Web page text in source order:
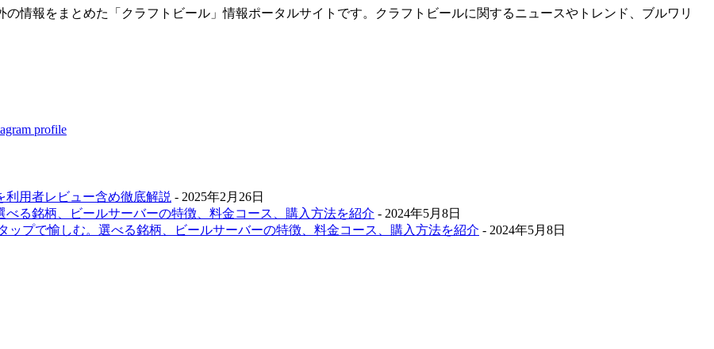
情報をまとめた「クラフトビール」情報ポータルサイトです。クラフトビールに関するニュースやトレンド、ブルワリ
用者レビュー含め徹底解説 - 2025年2月26日
る銘柄、ビールサーバーの特徴、料金コース、購入方法を紹介 - 2024年5月8日
ップで愉しむ。選べる銘柄、ビールサーバーの特徴、料金コース、購入方法を紹介 - 2024年5月8日